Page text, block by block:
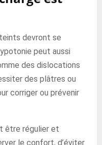
devront se
peut aussi
des dislocations
des plâtres ou
corriger ou prévenir
être régulier et
le confort, d’éviter